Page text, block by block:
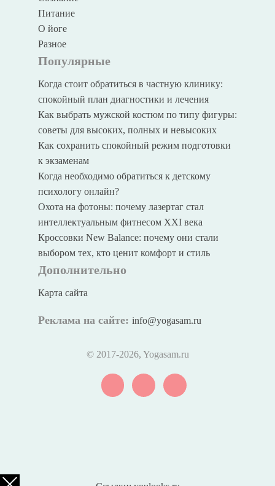
Питание
О йоге
Разное
Популярные
Когда стоит обратиться в частную клинику:
спокойный план диагностики и лечения
Как выбрать мужской костюм по типу фигуры:
советы для высоких, полных и невысоких
Как сохранить спокойный режим подготовки
к экзаменам
Когда необходимо обратиться к детскому
психологу онлайн?
Охота на фотоны: почему лазертаг стал
интеллектуальным фитнесом XXI века
Кроссовки New Balance: почему они стали
выбором тех, кто ценит комфорт и стиль
Дополнительно
Карта сайта
Реклама на сайте: info@yogasam.ru
© 2017-2026, Yogasam.ru